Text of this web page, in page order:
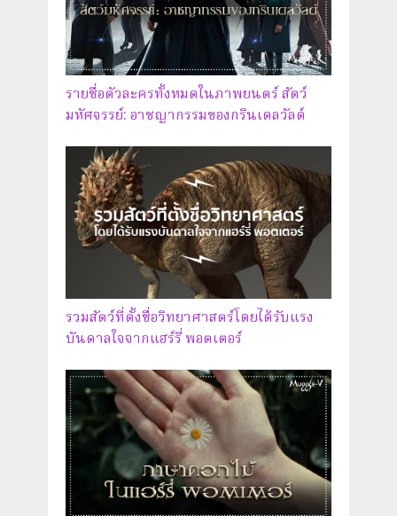
รายชื่อตัวละครทั้งหมดในภาพยนตร์ สัตว์
มหัศจรรย์: อาชญากรรมของกรินเดลวัลด์
รวมสัตว์ที่ตั้งชื่อวิทยาศาสตร์โดยได้รับแรง
บันดาลใจจากแฮร์รี่ พอตเตอร์